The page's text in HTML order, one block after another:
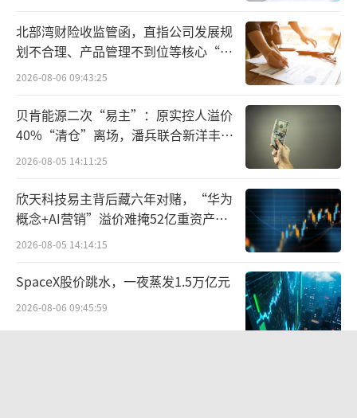
ghthouse，股价上涨7%。
阿里、字节、百度也全都不甘人后，纷纷
推出一键部署服务，堪称“全民养龙虾，大厂
笑哈哈”。
社交网络上，一大批“龙虾账号”也悄然
小红书、公众号等平台上，刷到了“龙虾”的
帖子。
其中一个典型是，算法工程师秋风创造了
一个人设为年轻女孩的“Liko”龙虾小红书账
号，每天能够自动登录，自动看通知、回评
北部湾财险收监管函，直指公司发展规
划不合理、产品管理不到位等核心“痛
点”
2026-08-06 09:43:25
贝肯能源二次“易主”：原实控人溢价
40%“清仓”离场，潘兵联合新洋丰、
宏科百世拟入主
2026-08-05 14:11:25
欣天科技易主背后藏六年对赌，“华为
概念+AI营销”溢价难掩52亿重资产考
验
2026-08-05 14:14:15
SpaceX股价跳水，一夜蒸发1.5万亿元
2026-08-06 09:45:59